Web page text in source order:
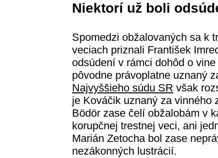
Niektorí už boli
Spomedzi obžalovaných sa k
veciach priznali František
odsúdení v rámci dohôd o
pôvodne právoplatne uznaný
Najvyššieho súdu SR však
je Kováčik uznaný za vinného
Bödör zase čelí obžalobám v
korupčnej trestnej veci, ani
Marián Zetocha bol zase
nezákonných lustrácií.